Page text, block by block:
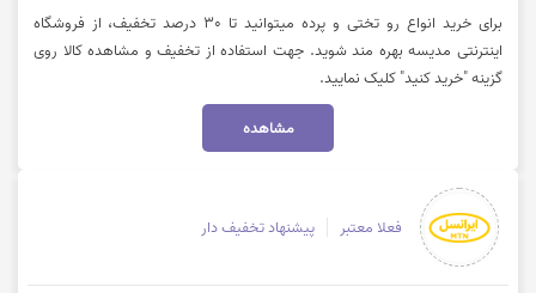
برای خرید انواع رو تختی و پرده میتوانید تا 30 درصد تخفیف، از فروشگاه
اینترنتی مدیسه بهره مند شوید. جهت استفاده از تخفیف و مشاهده کالا روی
گزینه "خرید کنید" کلیک نمایید.
مشاهده
فعلا معتبر پیشنهاد تخفیف دار